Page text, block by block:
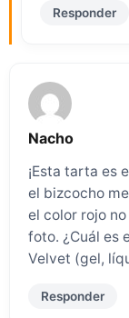
Responder
Nacho
¡Esta tarta es
el bizcocho
el color rojo
foto. ¿Cuál es
Velvet (gel,
Responder